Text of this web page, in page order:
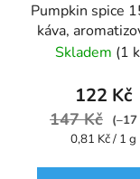
Pumpkin spice
káva,
mletá -
Skladem (1
122 Kč
147 Kč
Měrná
0,81 Kč / 1 g